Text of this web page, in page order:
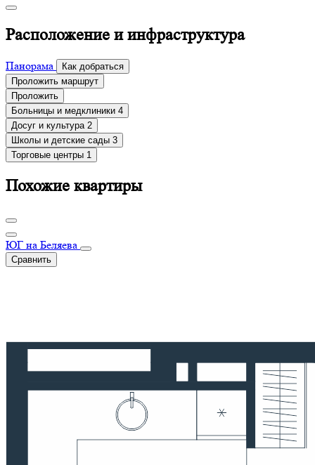
Расположение и инфраструктура
Панорама
Как добраться
Проложить маршрут
Проложить
Больницы и медклиники 4
Досуг и культура 2
Школы и детские сады 3
Торговые центры 1
Похожие квартиры
ЮГ на Беляева
Сравнить